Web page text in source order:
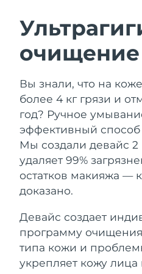
Вы знали, что на
более 4 кг грязи и
год? Ручное
эффективный способ
Мы создали девайс 2
удаляет 99%
остатков макияжа —
доказано.
Девайс создает
программу
типа кожи и
укрепляет кожу
LUNA™ 4
Anti-aging
LUNA™ 4
Massage, LED
LUNA™ 4
For men, anti-
BEAR™ 2
Microcurrent
BEAR™ 2
Microcurrent
BEAR™ 2
Microcurrent
Увлажнение
UFO™ 3
UFO™ 3
Near-infrared
device
issa™ 4
issa™ 4 plus
Smart hybrid
FAQ™
Омоложение
Австралия
Австрия
Бахрейн
Бельгия
Босния и
Герцеговина